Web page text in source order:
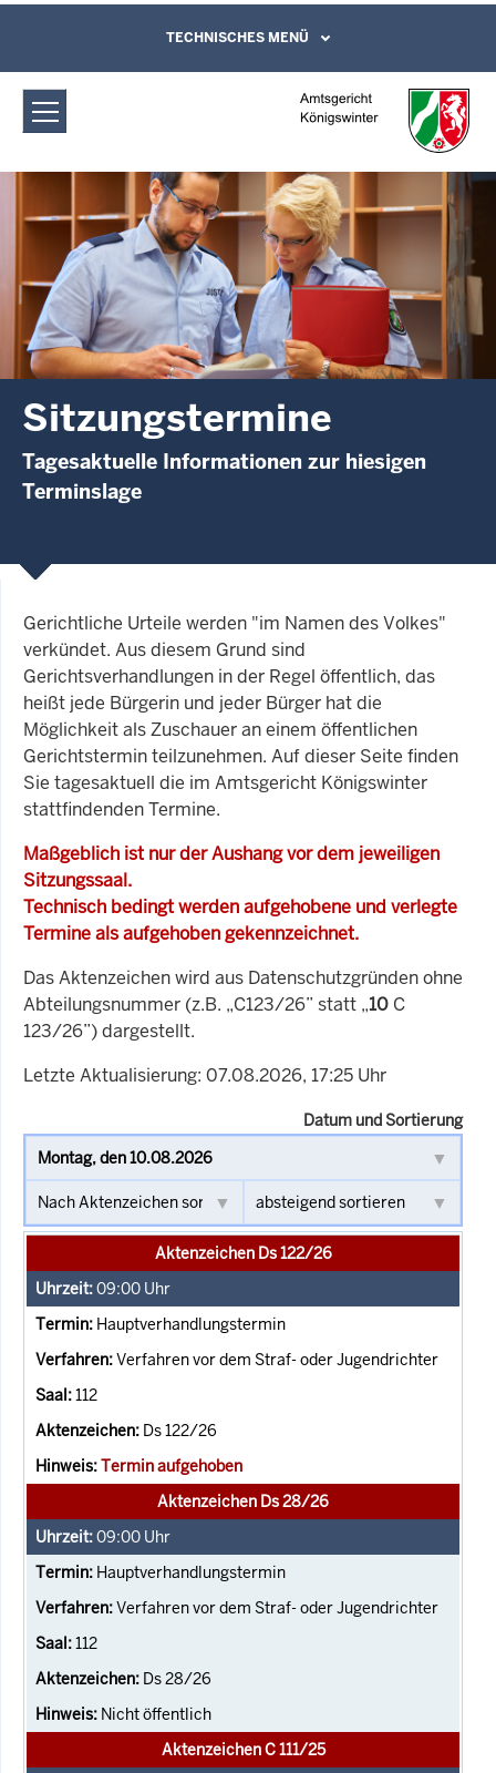
Amtsgericht Königswinter:
Sitzungstermine
Direkt zum Inhalt
Leichte Sprache, Gebärdensprachenvideo
und Kontaktformular
TECHNISCHES MENÜ
Sitzungstermine
Tagesaktuelle Informationen zur hiesigen
Terminslage
Gerichtliche Urteile werden "im Namen des Volkes"
verkündet. Aus diesem Grund sind
Gerichtsverhandlungen in der Regel öffentlich, das
heißt jede Bürgerin und jeder Bürger hat die
Möglichkeit als Zuschauer an einem öffentlichen
Gerichtstermin teilzunehmen. Auf dieser Seite finden
Sie tagesaktuell die im Amtsgericht Königswinter
stattfindenden Termine.
Maßgeblich ist nur der Aushang vor dem jeweiligen
Sitzungssaal.
Technisch bedingt werden aufgehobene und verlegte
Termine als aufgehoben gekennzeichnet.
Das Aktenzeichen wird aus Datenschutzgründen ohne
Abteilungsnummer (z.B. „C123/26” statt „10 C
123/26”) dargestellt.
Letzte Aktualisierung: 07.08.2026, 17:25 Uhr
Datum und Sortierung
Aktenzeichen Ds 122/26
09:00 Uhr
Hauptverhandlungstermin
Verfahren vor dem Straf- oder Jugendrichter
112
Ds 122/26
Termin aufgehoben
Aktenzeichen Ds 28/26
09:00 Uhr
Hauptverhandlungstermin
Verfahren vor dem Straf- oder Jugendrichter
112
Ds 28/26
Nicht öffentlich
Aktenzeichen C 111/25